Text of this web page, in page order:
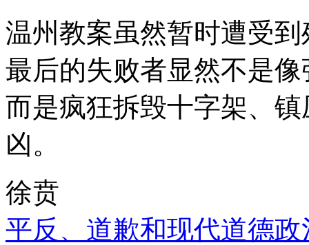
温州教案虽然暂时遭受
最后的失败者显然不是
而是疯狂拆毁十字架、
凶。
徐贲
平反、道歉和现代道德政